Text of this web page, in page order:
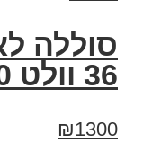
סוללה
36 וולט 10 אמפר
₪1300